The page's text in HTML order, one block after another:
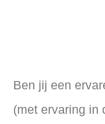
Ben jij een
(met ervaring in